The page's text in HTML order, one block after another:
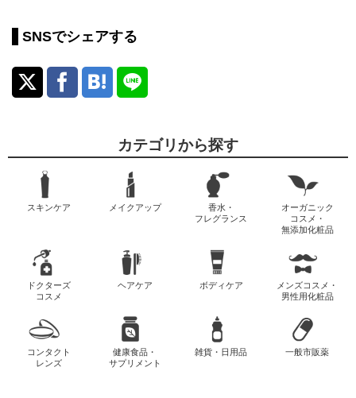
SNSでシェアする
カテゴリから探す
スキンケア メイクアップ
香水・
フレグランス
オーガニック
コスメ・
無添加化粧品
ドクターズ
コスメ
ヘアケア ボディケア
メンズコスメ・
男性用化粧品
コンタクト
レンズ
健康食品・
サプリメント
雑貨・日用品 一般市販薬